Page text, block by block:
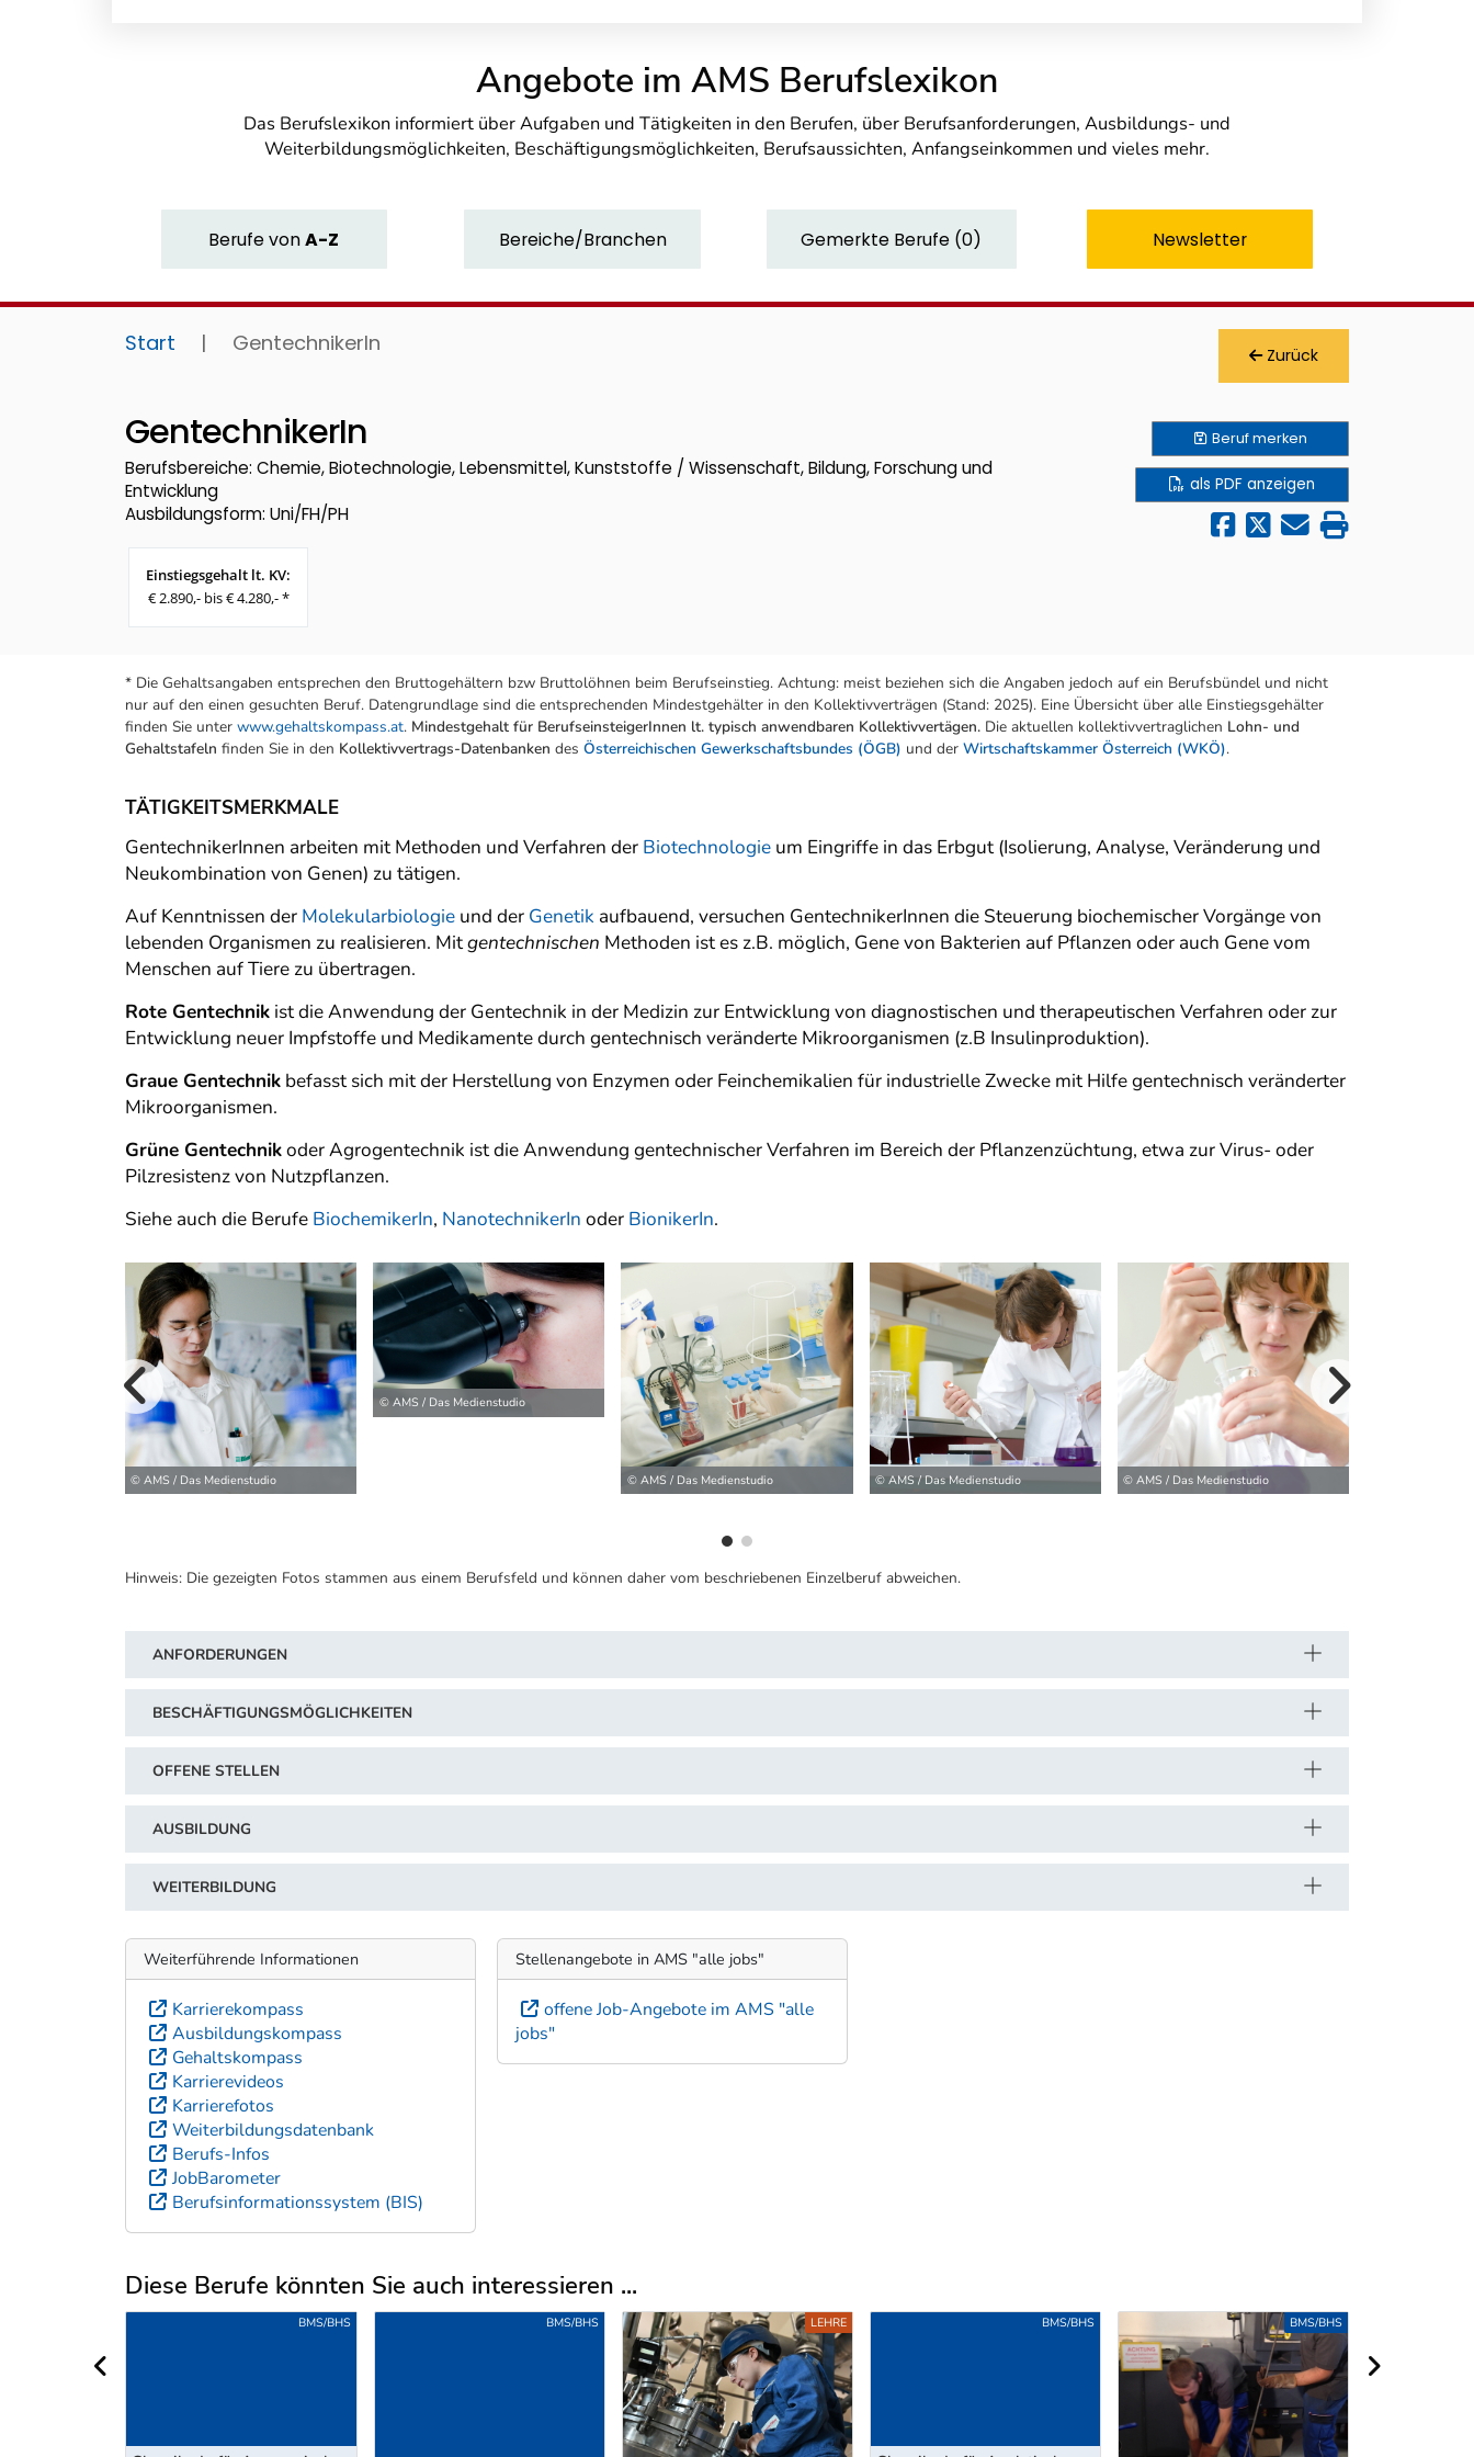
Angebote im AMS Berufslexikon
Das Berufslexikon informiert über Aufgaben und Tätigkeiten in den Berufen, über Berufsanforderungen, Ausbildungs- und
Weiterbildungsmöglichkeiten, Beschäftigungsmöglichkeiten, Berufsaussichten, Anfangseinkommen und vieles mehr.
BerufevonA-Z Bereiche/Branchen Gemerkte Berufe (0) Newsletter
Start | GentechnikerIn Zurück
GentechnikerIn
Berufsbereiche: Chemie, Biotechnologie, Lebensmittel, Kunststoffe / Wissenschaft, Bildung, Forschung und
Entwicklung
Ausbildungsform: Uni/FH/PH
Einstiegsgehalt lt. KV:
€ 2.890,- bis € 4.280,- *
Berufmerken
als PDF anzeigen
* Die Gehaltsangaben entsprechen den Bruttogehältern bzw Bruttolöhnen beim Berufseinstieg. Achtung: meist beziehen sich die Angaben jedoch auf ein Berufsbündel und nicht
nur auf den einen gesuchten Beruf. Datengrundlage sind die entsprechenden Mindestgehälter in den Kollektivverträgen (Stand: 2025). Eine Übersicht über alle Einstiegsgehälter
finden Sie unter www.gehaltskompass.at. Mindestgehalt für BerufseinsteigerInnen lt. typisch anwendbaren Kollektivvertägen. Die aktuellen kollektivvertraglichen Lohn- und
Gehaltstafeln finden Sie in den Kollektivvertrags-Datenbanken des Österreichischen Gewerkschaftsbundes (ÖGB) und der Wirtschaftskammer Österreich (WKÖ).
TÄTIGKEITSMERKMALE
GentechnikerInnen arbeiten mit Methoden und Verfahren der Biotechnologie um Eingriffe in das Erbgut (Isolierung, Analyse, Veränderung und
Neukombination von Genen) zu tätigen.
Auf Kenntnissen der Molekularbiologie und der Genetik aufbauend, versuchen GentechnikerInnen die Steuerung biochemischer Vorgänge von
lebenden Organismen zu realisieren. Mitgentechnischen Methoden ist es z.B. möglich, Gene von Bakterien auf Pflanzen oder auch Gene vom
Menschen auf Tiere zu übertragen.
Rote Gentechnik ist die Anwendung der Gentechnik in der Medizin zur Entwicklung von diagnostischen und therapeutischen Verfahren oder zur
Entwicklung neuer Impfstoffe und Medikamente durch gentechnisch veränderte Mikroorganismen (z.B Insulinproduktion).
Graue Gentechnik befasst sich mit der Herstellung von Enzymen oder Feinchemikalien für industrielle Zwecke mit Hilfe gentechnisch veränderter
Mikroorganismen.
Grüne Gentechnikoder Agrogentechnik ist die Anwendung gentechnischer Verfahren im Bereich der Pflanzenzüchtung, etwa zur Virus- oder
Pilzresistenz von Nutzpflanzen.
Siehe auch die Berufe BiochemikerIn, NanotechnikerIn oder BionikerIn.
© AMS / Das Medienstudio
© AMS / Das Medienstudio
© AMS / Das Medienstudio © AMS / Das Medienstudio © AMS / Das Medienstudio
vorherige Bilder weitere Bilder>
Hinweis: Die gezeigten Fotos stammen aus einem Berufsfeld und können daher vom beschriebenen Einzelberuf abweichen.
ANFORDERUNGEN
BESCHÄFTIGUNGSMÖGLICHKEITEN
OFFENE STELLEN
AUSBILDUNG
WEITERBILDUNG
Weiterführende Informationen
Karrierekompass
Ausbildungskompass
Gehaltskompass
Karrierevideos
Karrierefotos
Weiterbildungsdatenbank
Berufs-Infos
JobBarometer
Berufsinformationssystem (BIS)
Stellenangebote in AMS "alle jobs"
offene Job-Angebote im AMS "alle
jobs"
Diese Berufe könnten Sie auch interessieren ...
Uber weitere Berufsvorschläge
BMS/BHS BMS/BHS LEHRE BMS/BHS BMS/BHS